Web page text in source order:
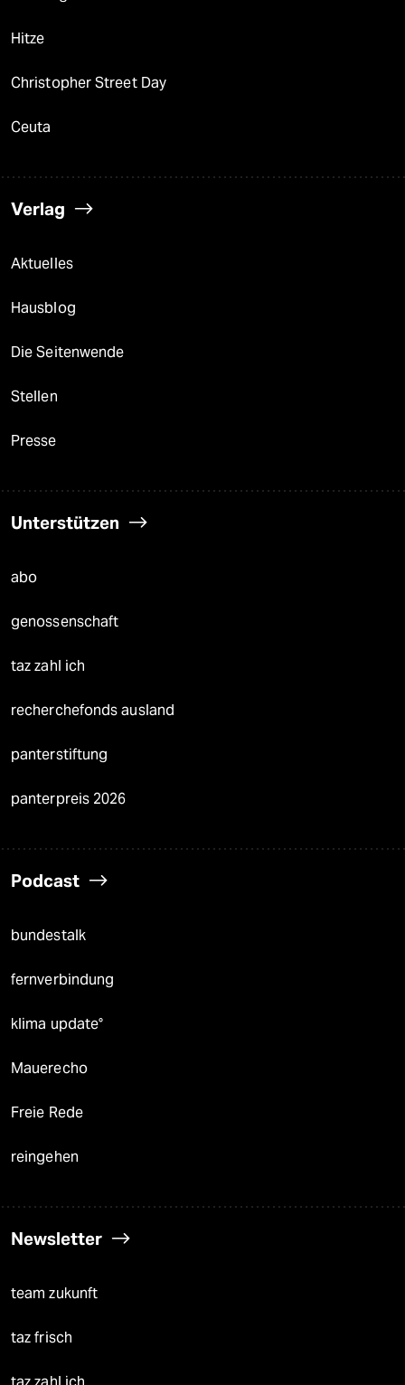
Hitze
Christopher Street Day
Ceuta
Verlag
Aktuelles
Hausblog
Die Seitenwende
Stellen
Presse
Unterstützen
abo
genossenschaft
taz zahl ich
recherchefonds ausland
panterstiftung
panterpreis 2026
Podcast
bundestalk
fernverbindung
klima update°
Mauerecho
Freie Rede
reingehen
Newsletter
team zukunft
taz frisch